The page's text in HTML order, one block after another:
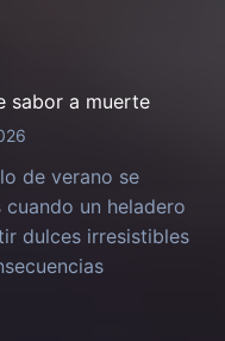
sabor a muerte
de verano se
un heladero
dulces irresistibles